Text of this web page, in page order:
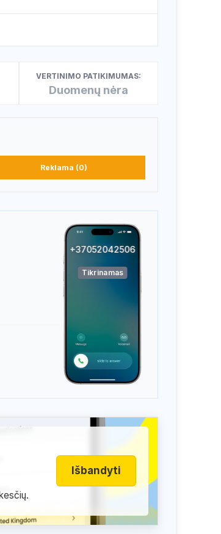
VERTINIMO PATIKIMUMAS:
Duomenų nėra
Reklama (0)
+37052042506
Tikrinamas
Išbandyti